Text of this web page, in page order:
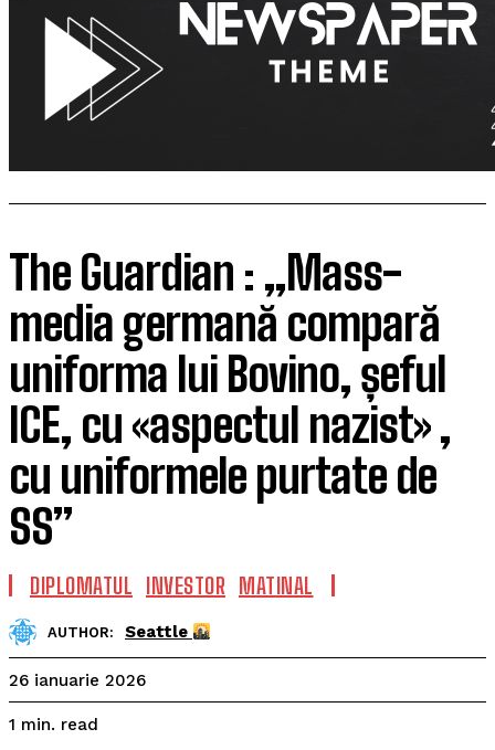
The Guardian : „Mass-
media germană compară
uniforma lui Bovino, șeful
ICE, cu «aspectul nazist» ,
cu uniformele purtate de
SS”
DIPLOMATUL INVESTOR MATINAL
AUTHOR: Seattle
26 ianuarie 2026
1 min. read